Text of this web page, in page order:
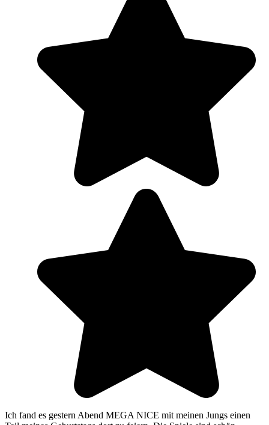
Ich fand es gestern Abend MEGA NICE mit meinen Jungs einen